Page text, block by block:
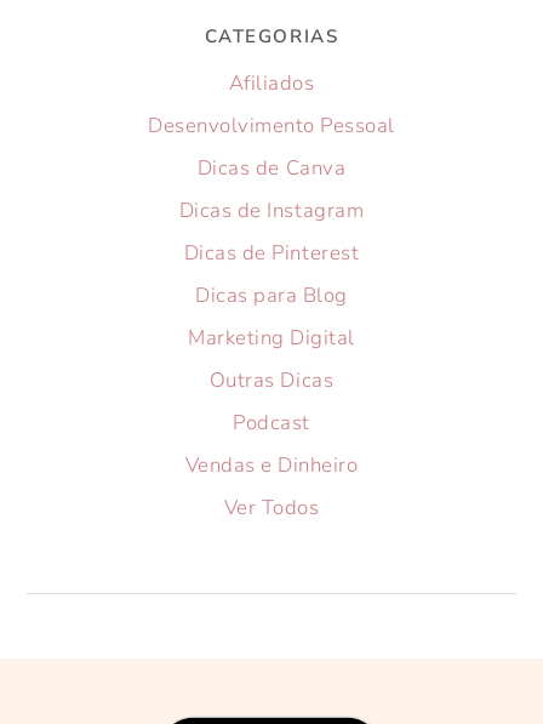
CATEGORIAS
Afiliados
Desenvolvimento Pessoal
Dicas de Canva
Dicas de Instagram
Dicas de Pinterest
Dicas para Blog
Marketing Digital
Outras Dicas
Podcast
Vendas e Dinheiro
Ver Todos